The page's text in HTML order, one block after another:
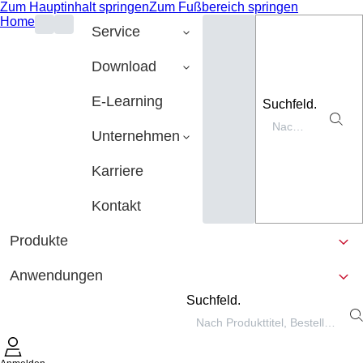
Zum Hauptinhalt springenZum Fußbereich springen
Home
Service
Download
E-Learning
Unternehmen
Karriere
Kontakt
Suchfeld.
Produkte
Anwendungen
Suchfeld.